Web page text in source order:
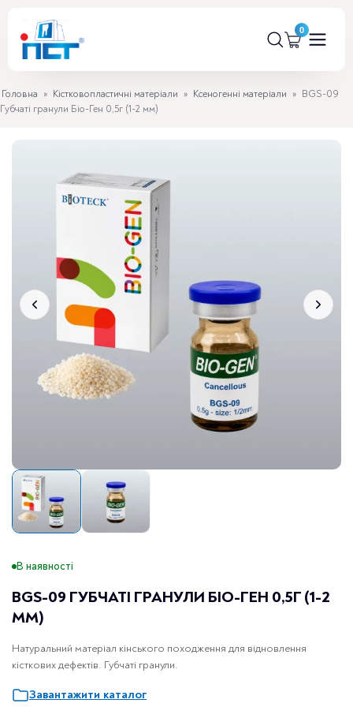
Головна » Кістковопластичні матеріали » Ксеногенні матеріали » BGS-09
Губчаті гранули Біо-Ген 0,5г (1-2 мм)
В наявності
BGS-09 ГУБЧАТІ ГРАНУЛИ БІО-ГЕН 0,5Г (1-2
ММ)
Натуральний матеріал кінського походження для відновлення
кісткових дефектів. Губчаті гранули.
Завантажити каталог